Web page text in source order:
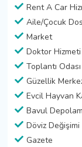
Rent A Car
Aile/Çocuk
Market
Doktor Hizmeti
Toplantı Odası
Güzellik
Evcil Hayvan
Bavul
Döviz Değişimi
Gazete